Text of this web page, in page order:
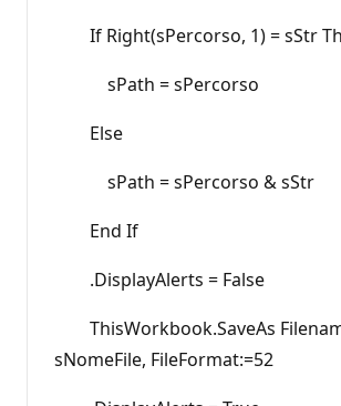
If Right(sPercorso, 1) = sStr
sPath = sPercorso
Else
sPath = sPercorso & sStr
End If
.DisplayAlerts = False
ThisWorkbook.SaveAs
sNomeFile, FileFormat:=52